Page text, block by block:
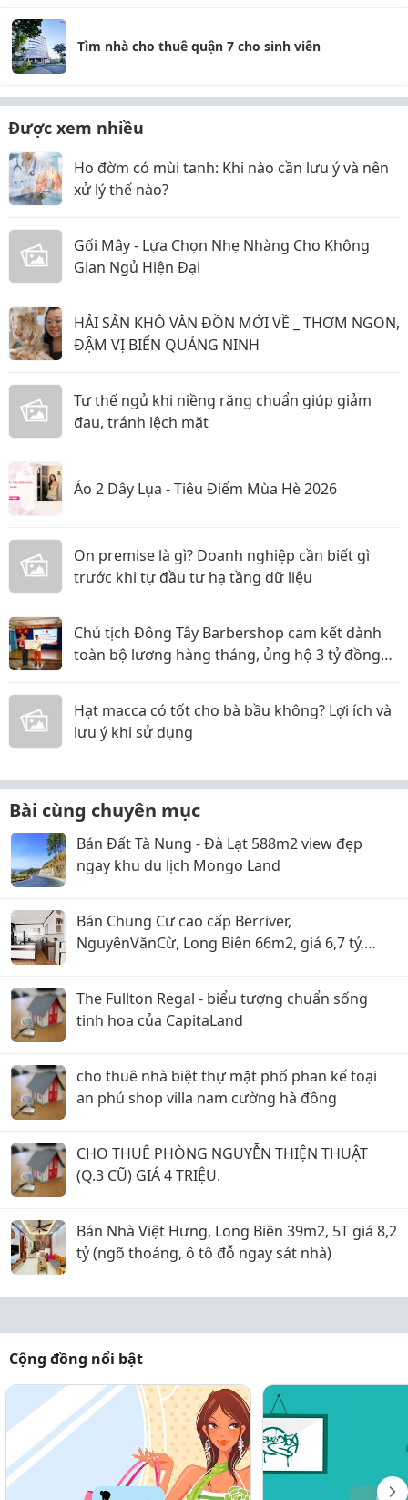
Tìm nhà cho thuê quận 7 cho sinh viên
Được xem nhiều
Ho đờm có mùi tanh: Khi nào cần lưu ý và nên
xử lý thế nào?
Gối Mây - Lựa Chọn Nhẹ Nhàng Cho Không
Gian Ngủ Hiện Đại
HẢI SẢN KHÔ VÂN ĐỒN MỚI VỀ _ THƠM NGON,
ĐẬM VỊ BIỂN QUẢNG NINH
Tư thế ngủ khi niềng răng chuẩn giúp giảm
đau, tránh lệch mặt
Áo 2 Dây Lụa - Tiêu Điểm Mùa Hè 2026
On premise là gì? Doanh nghiệp cần biết gì
trước khi tự đầu tư hạ tầng dữ liệu
Chủ tịch Đông Tây Barbershop cam kết dành
toàn bộ lương hàng tháng, ủng hộ 3 tỷ đồng
Hạt macca có tốt cho bà bầu không? Lợi ích và
lưu ý khi sử dụng
Bài cùng chuyên mục
Bán Đất Tà Nung - Đà Lạt 588m2 view đẹp
ngay khu du lịch Mongo Land
Bán Chung Cư cao cấp Berriver,
NguyênVănCừ, Long Biên 66m2, giá 6,7 tỷ,
The Fullton Regal - biểu tượng chuẩn sống
tinh hoa của CapitaLand
cho thuê nhà biệt thự mặt phố phan kế toại
an phú shop villa nam cường hà đông
CHO THUÊ PHÒNG NGUYỄN THIỆN THUẬT
(Q.3 CŨ) GIÁ 4 TRIỆU.
Bán Nhà Việt Hưng, Long Biên 39m2, 5T giá 8,2
tỷ (ngõ thoáng, ô tô đỗ ngay sát nhà)
Cộng đồng nổi bật